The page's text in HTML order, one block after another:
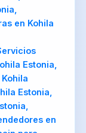
en Kohila
Estonia,
Estonia,
en